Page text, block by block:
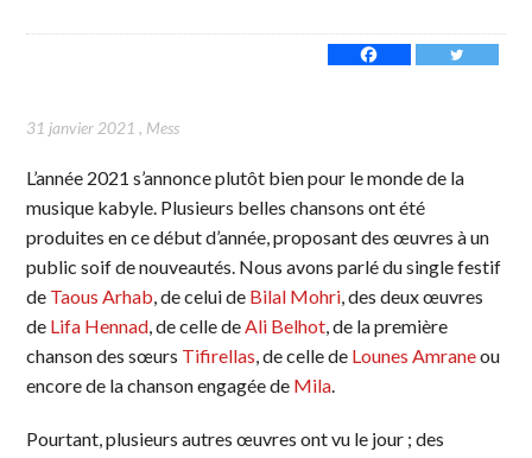
31 janvier 2021 , Mess
L’année 2021 s’annonce plutôt bien pour le monde de la
musique kabyle. Plusieurs belles chansons ont été
produites en ce début d’année, proposant des œuvres à un
public soif de nouveautés. Nous avons parlé du single festif
de Taous Arhab, de celui de Bilal Mohri, des deux œuvres
de Lifa Hennad, de celle deAli Belhot, de la première
chanson des sœurs Tifirellas, de celle de Lounes Amraneou
encore de la chanson engagée de Mila.
Pourtant, plusieurs autres œuvres ont vu le jour ; des